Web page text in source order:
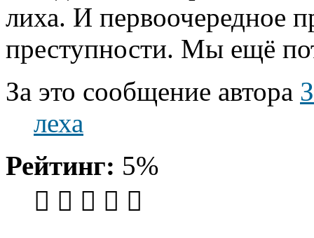
лиха. И первоочередное
преступности. Мы ещё
За это сообщение автора
леха
Рейтинг: 5%